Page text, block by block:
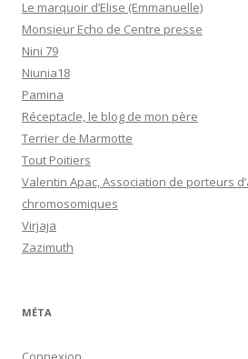
Le marquoir d’Elise (Emmanuelle)
Monsieur Echo de Centre presse
Nini 79
Niunia18
Pamina
Réceptacle, le blog de mon père
Terrier de Marmotte
Tout Poitiers
Valentin Apac, Association de porteurs
chromosomiques
Virjaja
Zazimuth
MÉTA